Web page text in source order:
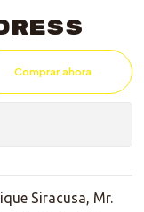
Comprar ahora
Siracusa, Mr.